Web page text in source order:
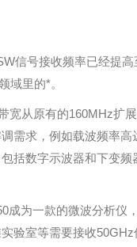
信号接收频率已经提
域里的*。
宽从原有的160MHz扩
需求，例如载波频率
括数字示波器和下变频
为一款的微波分析仪
验室等需要接收